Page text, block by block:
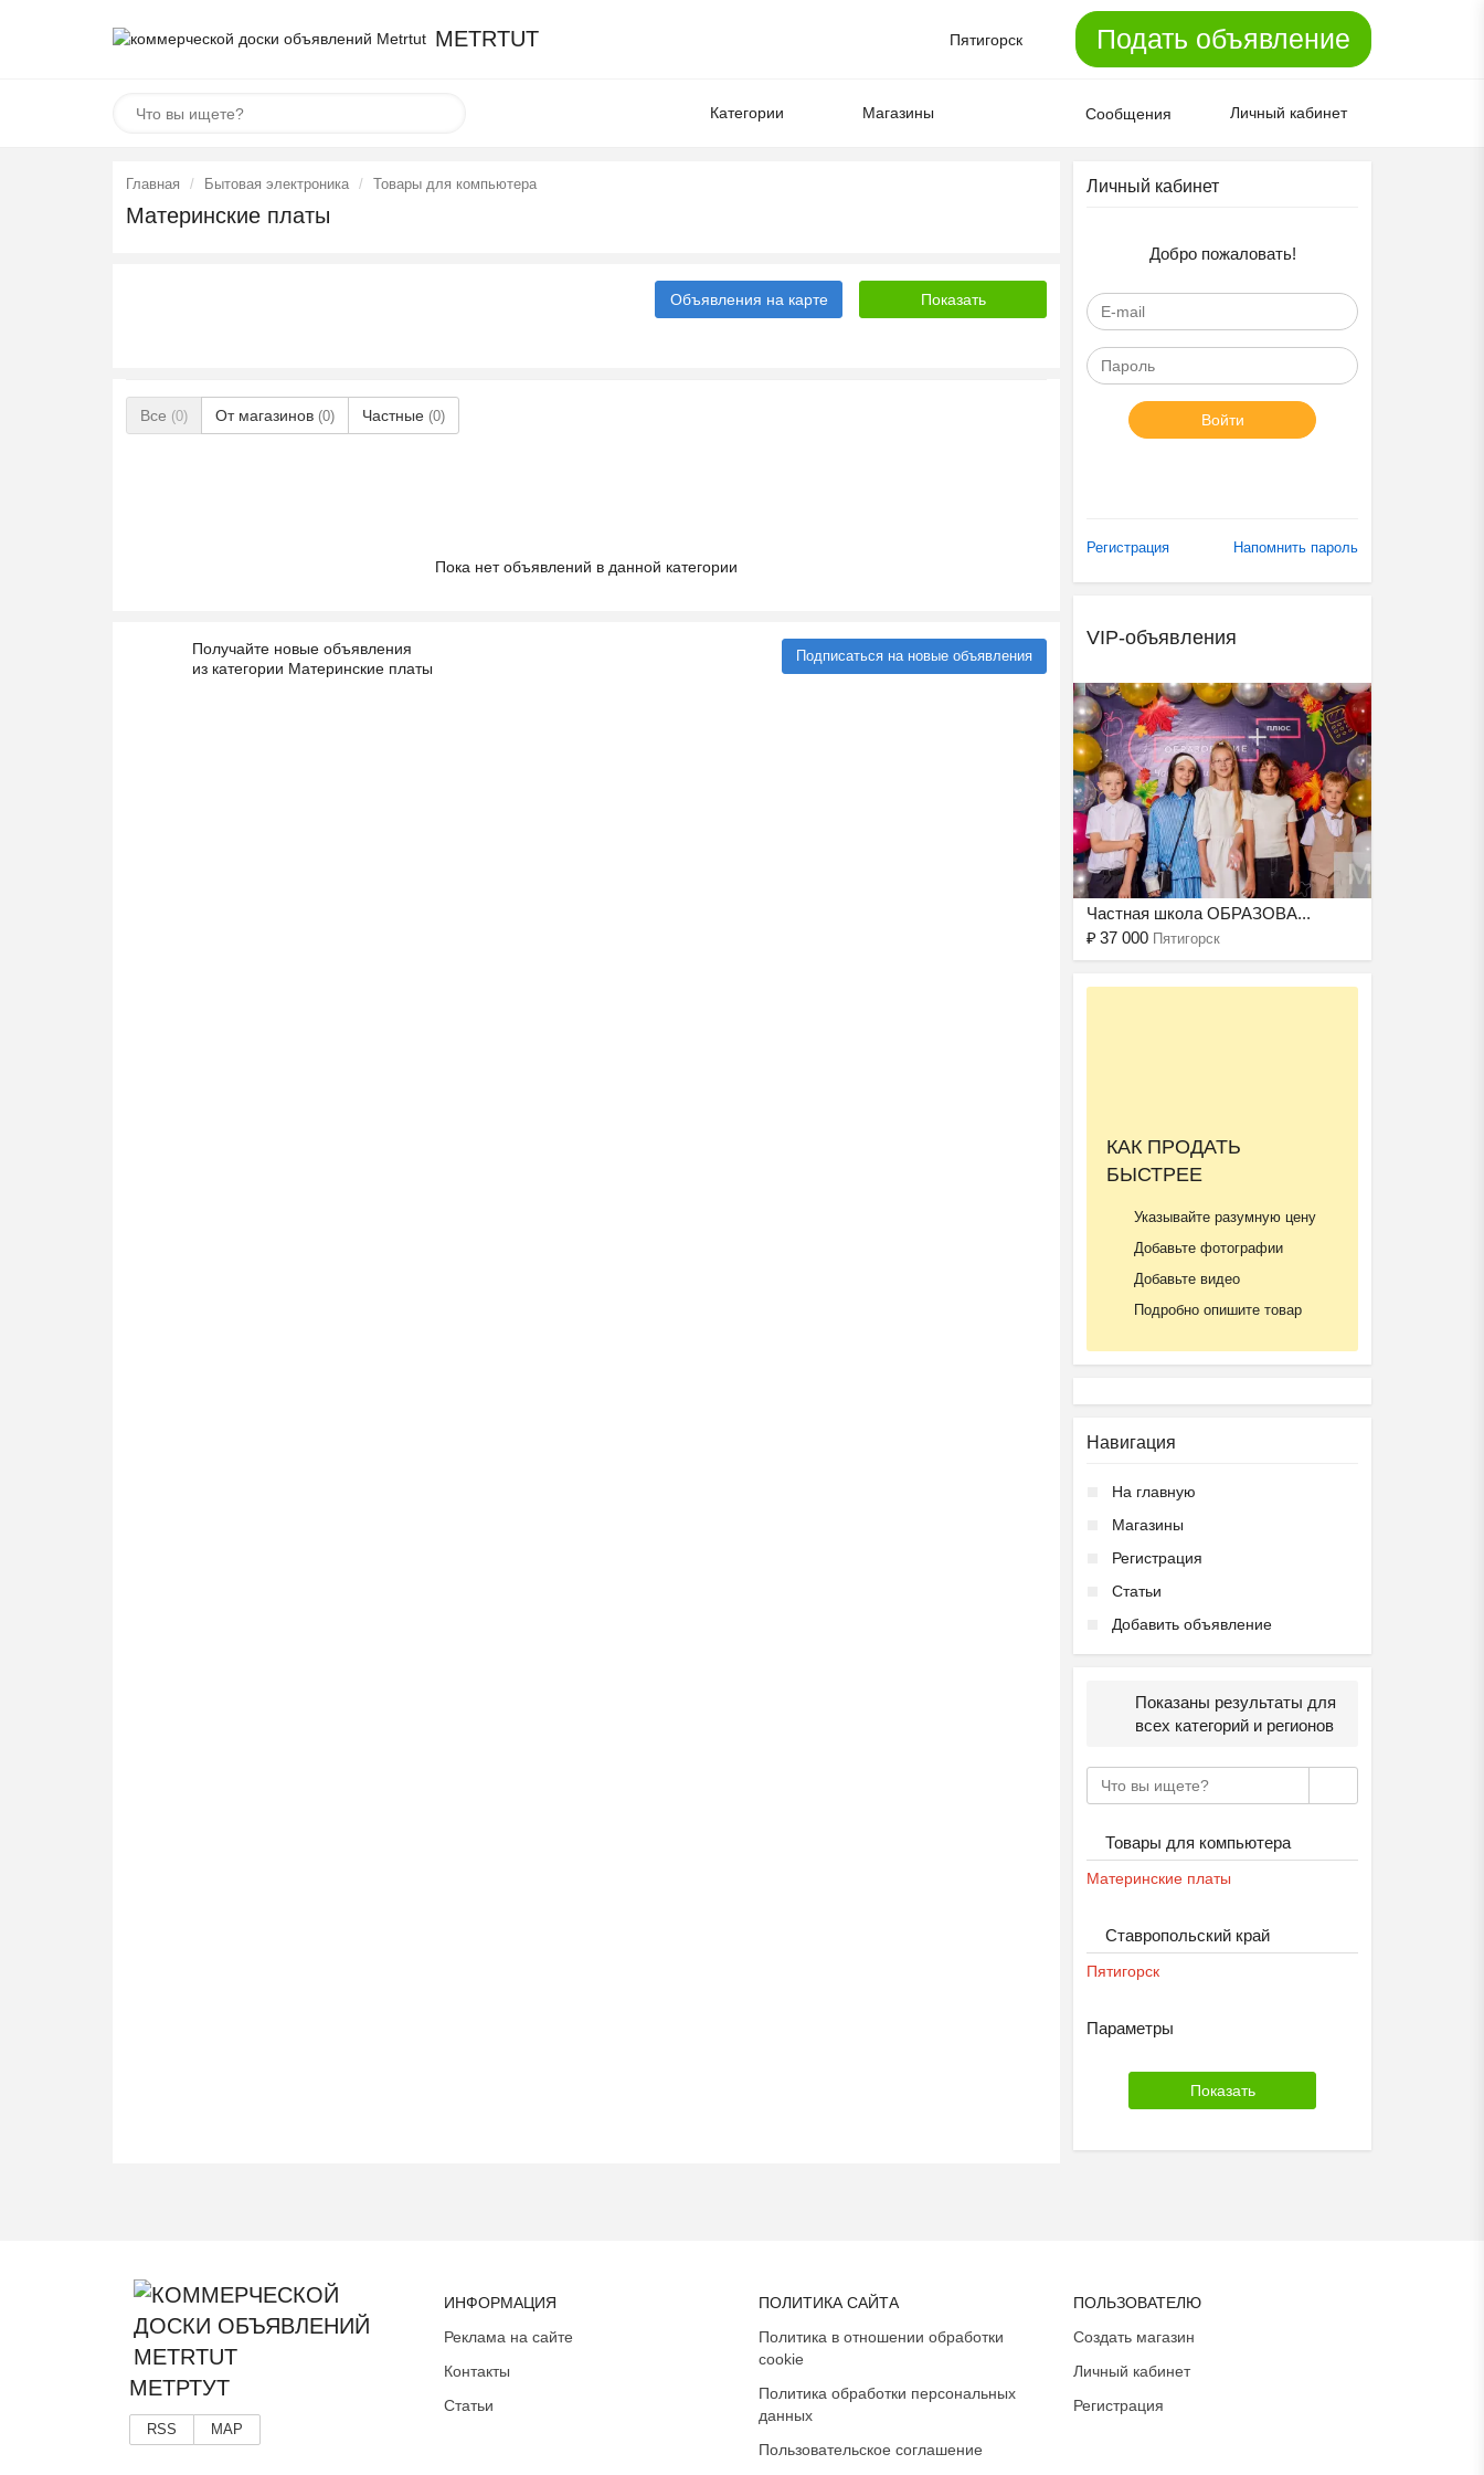
METRTUT Пятигорск Подать объявление
Категории Магазины Сообщения Личный кабинет
Главная Бытовая электроника Товары для компьютера
Материнские платы
Объявления на карте
Все (0) От магазинов (0) Частные (0)
Пока нет объявлений в данной категории
Получайте новые объявления
из категории Материнские платы
Подписаться на новые объявления
Личный кабинет
Добро пожаловать!
Войти
Регистрация Напомнить пароль
VIP-объявления
Ещё 2 фото
Частная школа ОБРАЗОВА...
₽ 37 000 Пятигорск
КАК ПРОДАТЬ
БЫСТРЕЕ
Указывайте разумную цену
Добавьте фотографии
Добавьте видео
Подробно опишите товар
Навигация
На главную
Магазины
Регистрация
Статьи
Добавить объявление
Показаны результаты для
всех категорий и регионов
Товары для компьютера
Материнские платы
Ставропольский край
Пятигорск
Параметры
МЕТРТУТ
RSS MAP
ИНФОРМАЦИЯ
Реклама на сайте
Контакты
Статьи
ПОЛИТИКА САЙТА
Политика в отношении обработки
cookie
Политика обработки персональных
данных
Пользовательское соглашение
ПОЛЬЗОВАТЕЛЮ
Создать магазин
Личный кабинет
Регистрация